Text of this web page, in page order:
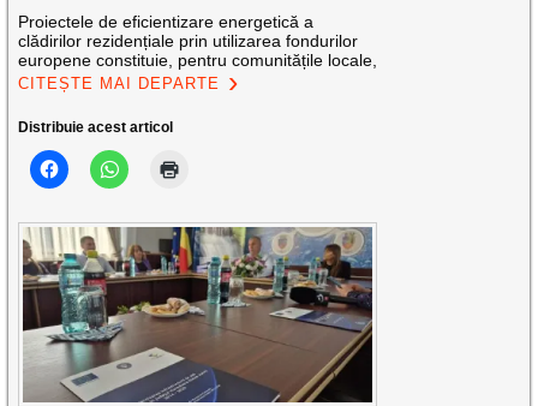
Proiectele de eficientizare energetică a
clădirilor rezidențiale prin utilizarea fondurilor
europene constituie, pentru comunitățile locale,
CITEȘTE MAI DEPARTE
Distribuie acest articol